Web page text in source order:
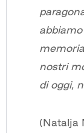
nostri
di oggi,
(Natalja